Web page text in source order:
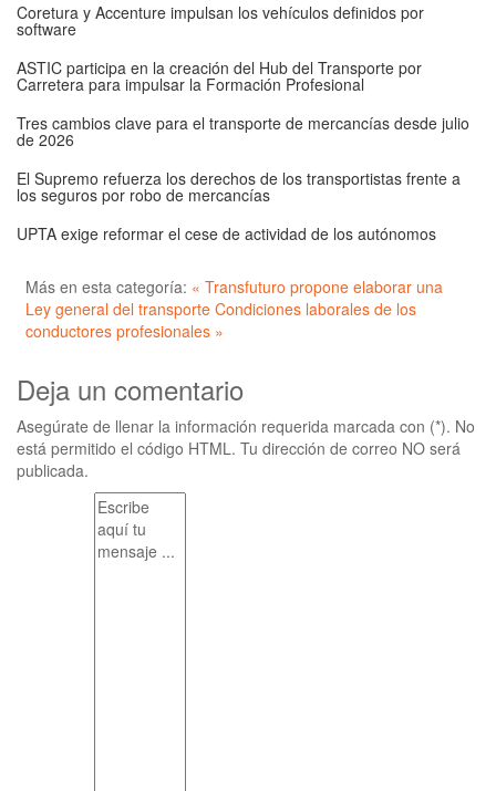
Coretura y Accenture impulsan los vehículos definidos por
software
ASTIC participa en la creación del Hub del Transporte por
Carretera para impulsar la Formación Profesional
Tres cambios clave para el transporte de mercancías desde julio
de 2026
El Supremo refuerza los derechos de los transportistas frente a
los seguros por robo de mercancías
UPTA exige reformar el cese de actividad de los autónomos
Más en esta categoría: « Transfuturo propone elaborar una
Ley general del transporte Condiciones laborales de los
conductores profesionales »
Deja un comentario
Asegúrate de llenar la información requerida marcada con (*). No
está permitido el código HTML. Tu dirección de correo NO será
publicada.